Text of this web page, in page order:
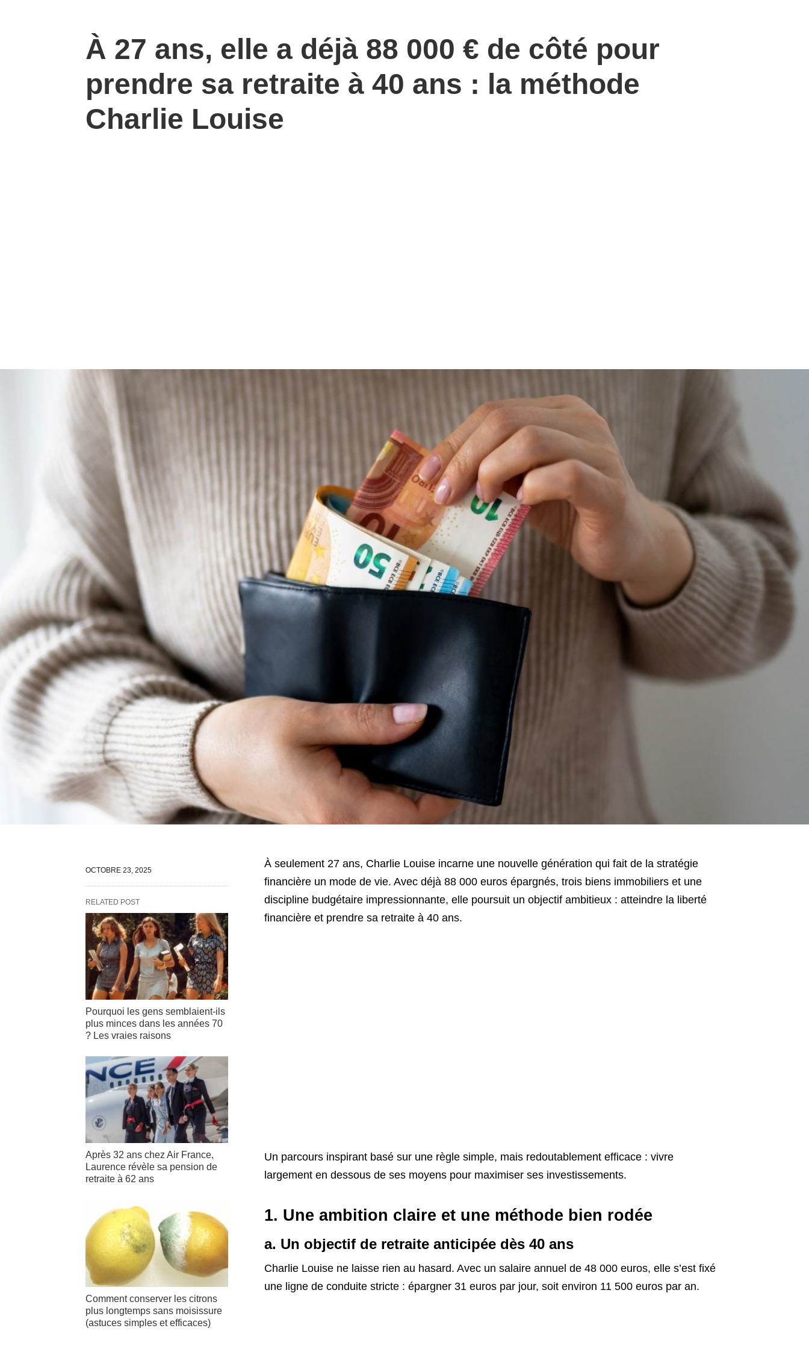
À 27 ans, elle a déjà 88 000 € de côté pour
prendre sa retraite à 40 ans : la méthode
Charlie Louise
À seulement 27 ans, Charlie Louise incarne une nouvelle génération qui fait de la stratégie
financière un mode de vie. Avec déjà 88 000 euros épargnés, trois biens immobiliers et une
discipline budgétaire impressionnante, elle poursuit un objectif ambitieux : atteindre la liberté
financière et prendre sa retraite à 40 ans.
Un parcours inspirant basé sur une règle simple, mais redoutablement efficace : vivre
largement en dessous de ses moyens pour maximiser ses investissements.
1. Une ambition claire et une méthode bien rodée
a. Un objectif de retraite anticipée dès 40 ans
Charlie Louise ne laisse rien au hasard. Avec un salaire annuel de 48 000 euros, elle s’est fixé
une ligne de conduite stricte : épargner 31 euros par jour, soit environ 11 500 euros par an.
OCTOBRE 23, 2025
RELATED POST
Pourquoi les gens semblaient-ils
plus minces dans les années 70
? Les vraies raisons
Après 32 ans chez Air France,
Laurence révèle sa pension de
retraite à 62 ans
Comment conserver les citrons
plus longtemps sans moisissure
(astuces simples et efficaces)